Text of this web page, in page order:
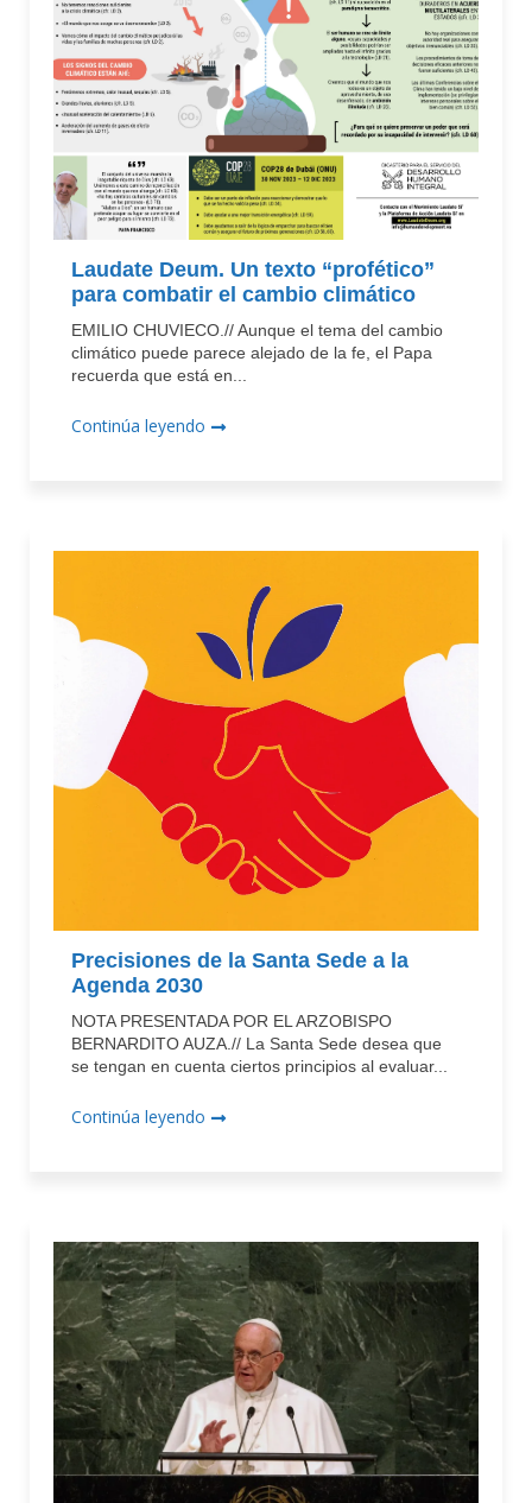
Laudate Deum. Un texto “profético”
para combatir el cambio climático
EMILIO CHUVIECO.// Aunque el tema del cambio
climático puede parece alejado de la fe, el Papa
recuerda que está en...
Continúa leyendo
Precisiones de la Santa Sede a la
Agenda 2030
NOTA PRESENTADA POR EL ARZOBISPO
BERNARDITO AUZA.// La Santa Sede desea que
se tengan en cuenta ciertos principios al evaluar...
Continúa leyendo